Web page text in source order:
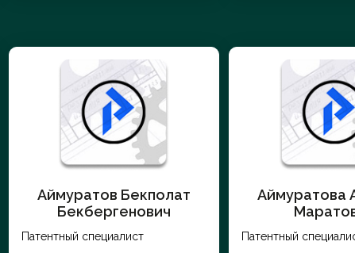
Аймуратов Бекполат
Бекбергенович
Патентный специалист
Аймуратова
Патентный